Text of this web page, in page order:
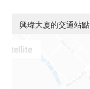
興瑋大廈的交通站點